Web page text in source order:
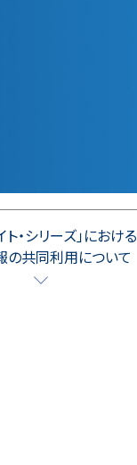
・シリーズ｣における
の共同利用について